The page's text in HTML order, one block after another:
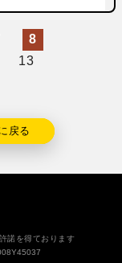
8
13
戻る
諾を得ております